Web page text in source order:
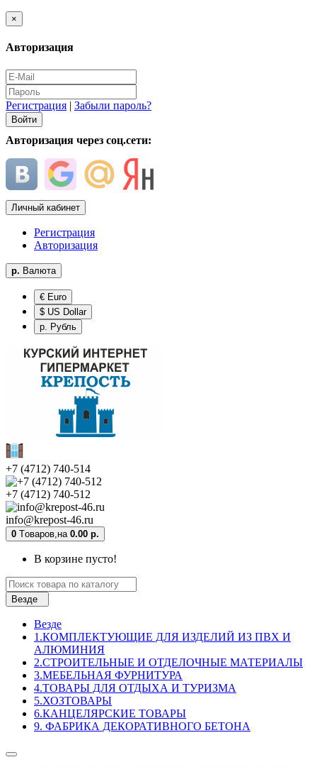
×
Авторизация
Регистрация | Забыли пароль?
Авторизация через соц.сети:
Личный кабинет
Регистрация
Авторизация
р. Валюта
€ Euro
$ US Dollar
р. Рубль
+7 (4712) 740-514
+7 (4712) 740-512
info@krepost-46.ru
0 Tоваров, на 0.00 р.
В корзине пусто!
Везде
Везде
1.КОМПЛЕКТУЮЩИЕ ДЛЯ ИЗДЕЛИЙ ИЗ ПВХ И
АЛЮМИНИЯ
2.СТРОИТЕЛЬНЫЕ И ОТДЕЛОЧНЫЕ МАТЕРИАЛЫ
3.МЕБЕЛЬНАЯ ФУРНИТУРА
4.ТОВАРЫ ДЛЯ ОТДЫХА И ТУРИЗМА
5.ХОЗТОВАРЫ
6.КАНЦЕЛЯРСКИЕ ТОВАРЫ
9. ФАБРИКА ДЕКОРАТИВНОГО БЕТОНА